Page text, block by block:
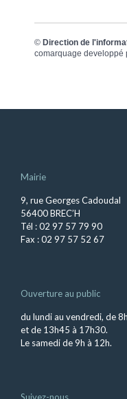
© Direction de
comarquage developpé
Mairie
9, rue Georges Cadoudal
56400 BREC’H
Tél : 02 97 57 79 90
Fax : 02 97 57 52 67
Ouverture au public
du lundi au vendredi, de
et de 13h45 à 17h30.
Le samedi de 9h à 12h.
Suivez-nous